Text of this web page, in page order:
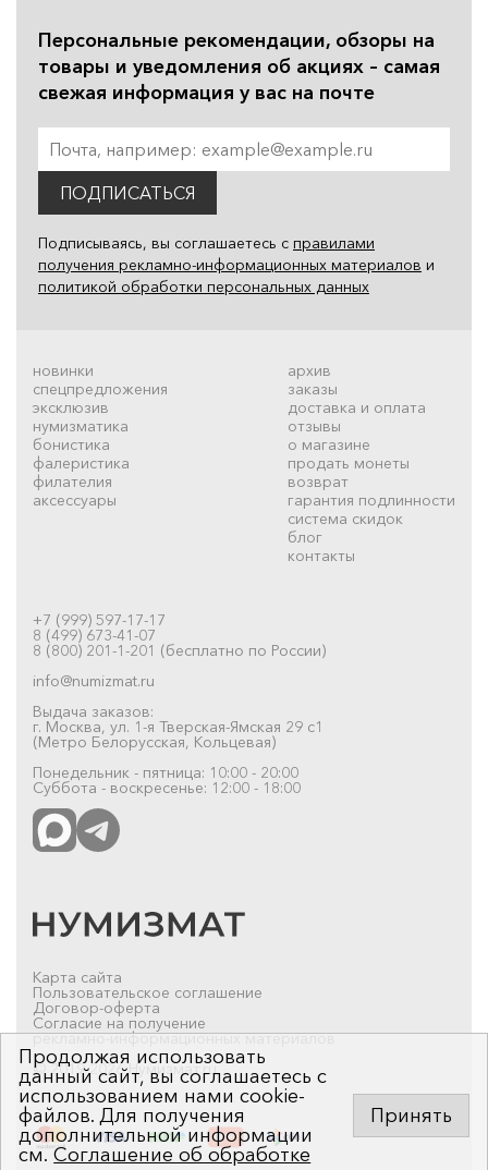
Персональные рекомендации, обзоры на
товары и уведомления об акциях – самая
свежая информация у вас на почте
ПОДПИСАТЬСЯ
Подписываясь, вы соглашаетесь с правилами
получения рекламно-информационных материалов и
политикой обработки персональных данных
новинки
спецпредложения
эксклюзив
нумизматика
бонистика
фалеристика
филателия
аксессуары
архив
заказы
доставка и оплата
отзывы
о магазине
продать монеты
возврат
гарантия подлинности
система скидок
блог
контакты
+7 (999) 597-17-17
8 (499) 673-41-07
8 (800) 201-1-201 (бесплатно по России)
info@numizmat.ru
Выдача заказов:
г. Москва, ул. 1-я Тверская-Ямская 29 с1
(Метро Белорусская, Кольцевая)
Понедельник - пятница: 10:00 - 20:00
Суббота - воскресенье: 12:00 - 18:00
Карта сайта
Пользовательское соглашение
Договор-оферта
Согласие на получение
рекламно-информационных материалов
© 2019-2026 Нумизмат.ru
Продолжая использовать
данный сайт, вы соглашаетесь с
использованием нами cookie-
файлов. Для получения
дополнительной информации
см.Соглашение об обработке
Принять